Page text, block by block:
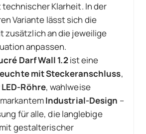
Klarheit. In der
Variante lässt sich die
zusätzlich an die jeweilige
anpassen.
Darf Wall 1.2ist eine
mit Steckeranschluss,
Röhre, wahlweise
Industrial-Design –
für alle, die langlebige
gestalterischer